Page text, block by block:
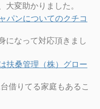
大変助かりました。
パンについてのクチコ
になって対応頂きまし
扶桑管理（株）グロー
借りてる家庭もあるこ